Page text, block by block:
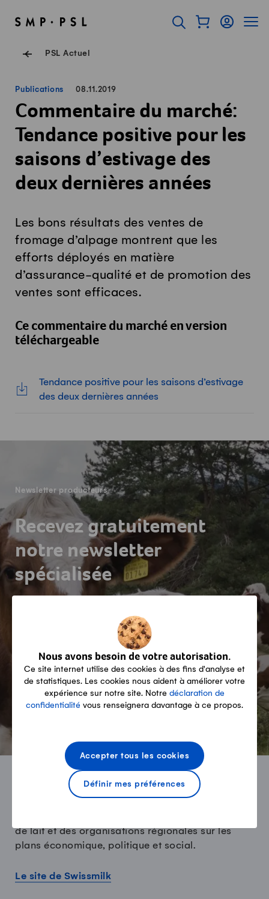
Nous avons besoin de votre autorisation.
Ce site internet utilise des cookies à des fins d'analyse et
de statistiques. Les cookies nous aident à améliorer votre
expérience sur notre site. Notre déclaration de
confidentialité vous renseignera davantage à ce propos.
Définir mes préférences
Accepter tous les cookies
Ouvrir l'onglet de
Afficher mon
Connexion
PSL Actuel
Publications 08.11.2019
Commentaire du marché:
Tendance positive pour les
saisons d’estivage des
deux dernières années
Les bons résultats des ventes de
fromage d’alpage montrent que les
efforts déployés en matière
d’assurance-qualité et de promotion des
ventes sont efficaces.
Ce commentaire du marché en version
téléchargeable
Tendance positive pour les saisons d’estivage
des deux dernières années
Newsletter producteurs
Recevez gratuitement
notre newsletter
spécialisée
S'abonner maintenant!
de lait et des organisations régionales sur les
plans économique, politique et social.
Le site de Swissmilk